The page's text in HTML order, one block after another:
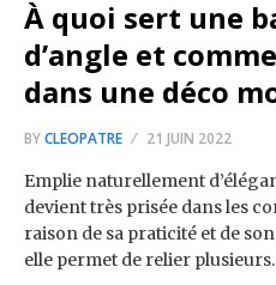
À quoi sert une
d’angle et
dans une déco
BYCLEOPATRE 21 JUIN 2022
Emplie naturellement
devient très prisée dans les
raison de sa praticité et de
elle permet de relier